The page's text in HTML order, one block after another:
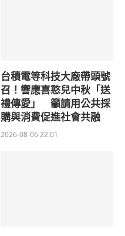
台積電等科技大廠帶頭號
召！響應喜憨兒中秋「送
禮傳愛」 籲請用公共採
購與消費促進社會共融
2026-08-06 22:01